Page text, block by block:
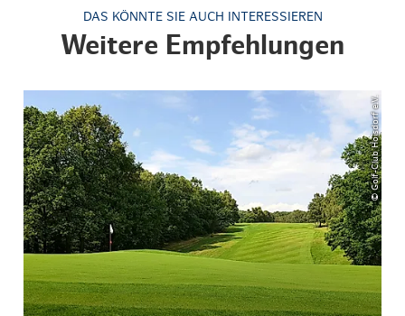
DAS KÖNNTE SIE AUCH INTERESSIEREN
Weitere Empfehlungen
© Golf-Club Hoisdorf e.V.